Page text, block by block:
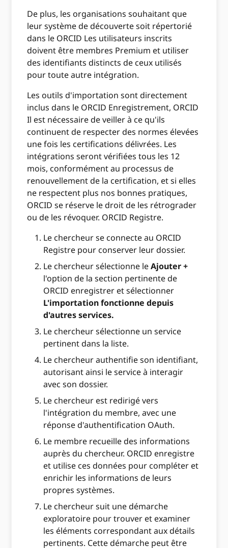
De plus, les organisations souhaitant que
leur système de découverte soit répertorié
dans le ORCID Les utilisateurs inscrits
doivent être membres Premium et utiliser
des identifiants distincts de ceux utilisés
pour toute autre intégration.
Les outils d'importation sont directement
inclus dans le ORCID Enregistrement, ORCID
Il est nécessaire de veiller à ce qu'ils
continuent de respecter des normes élevées
une fois les certifications délivrées. Les
intégrations seront vérifiées tous les 12
mois, conformément au processus de
renouvellement de la certification, et si elles
ne respectent plus nos bonnes pratiques,
ORCID se réserve le droit de les rétrograder
ou de les révoquer. ORCID Registre.
Le chercheur se connecte au ORCID
Registre pour conserver leur dossier.
Le chercheur sélectionne leAjouter +
l'option de la section pertinente de
ORCID enregistrer et sélectionner
L'importation fonctionne depuis
d'autres services.
Le chercheur sélectionne un service
pertinent dans la liste.
Le chercheur authentifie son identifiant,
autorisant ainsi le service à interagir
avec son dossier.
Le chercheur est redirigé vers
l'intégration du membre, avec une
réponse d'authentification OAuth.
Le membre recueille des informations
auprès du chercheur. ORCID enregistre
et utilise ces données pour compléter et
enrichir les informations de leurs
propres systèmes.
Le chercheur suit une démarche
exploratoire pour trouver et examiner
les éléments correspondant aux détails
pertinents. Cette démarche peut être